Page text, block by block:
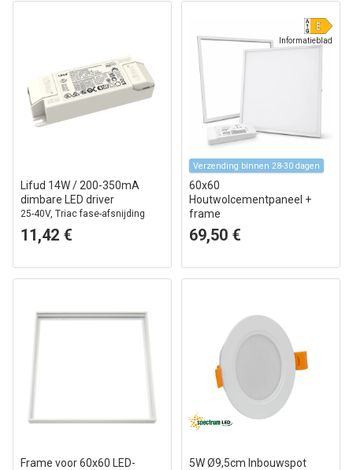
Lifud 14W / 200-350mA
dimbare LED driver
25-40V, Triac fase-afsnijding
11,42 €
Informatieblad
Verzending binnen 28-30 dagen
60x60
Houtwolcementpaneel +
frame
complete set met dimbare driver,
36W
69,50 €
Frame voor 60x60 LED-
5W Ø9,5cm Inbouwspot